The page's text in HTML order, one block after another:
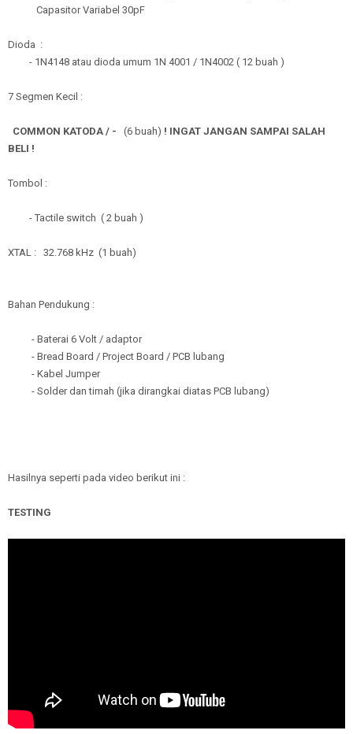
Capasitor Variabel 30pF
Dioda :
- 1N4148 atau dioda umum 1N 4001 / 1N4002 ( 12 buah )
7 Segmen Kecil :
COMMON KATODA / - (6 buah) ! INGAT JANGAN SAMPAI SALAH
BELI !
Tombol :
- Tactile switch ( 2 buah )
XTAL : 32.768 kHz (1 buah)
Bahan Pendukung :
- Baterai 6 Volt / adaptor
- Bread Board / Project Board / PCB lubang
- Kabel Jumper
- Solder dan timah (jika dirangkai diatas PCB lubang)
Hasilnya seperti pada video berikut ini :
TESTING